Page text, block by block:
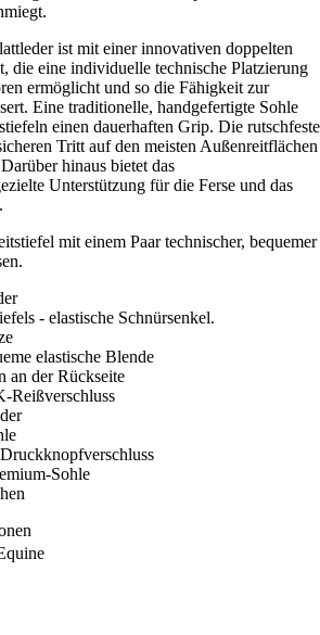
ist mit einer innovativen doppelten
die eine individuelle technische Platzierung
ermöglicht und so die Fähigkeit zur
Eine traditionelle, handgefertigte Sohle
einen dauerhaften Grip. Die rutschfeste
Tritt auf den meisten Außenreitflächen
hinaus bietet das
Unterstützung für die Ferse und das
mit einem Paar technischer, bequemer
- elastische Schnürsenkel.
elastische Blende
an der Rückseite
Reißverschluss
Sohle